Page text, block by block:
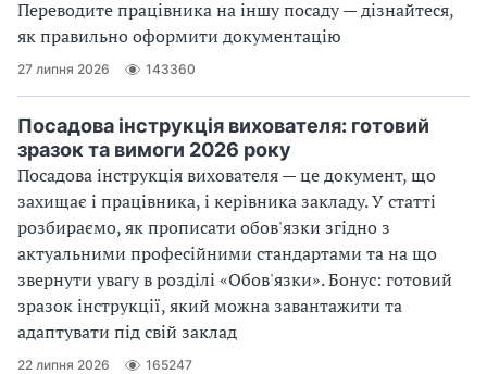
Переводите працівника на іншу посаду — дізнайтеся,
як правильно оформити документацію
27 липня 2026 143360
Посадова інструкція вихователя: готовий
зразок та вимоги 2026 року
Посадова інструкція вихователя — це документ, що
захищає і працівника, і керівника закладу. У статті
розбираємо, як прописати обов'язки згідно з
актуальними професійними стандартами та на що
звернути увагу в розділі «Обов'язки». Бонус: готовий
зразок інструкції, який можна завантажити та
адаптувати під свій заклад
22 липня 2026 165247